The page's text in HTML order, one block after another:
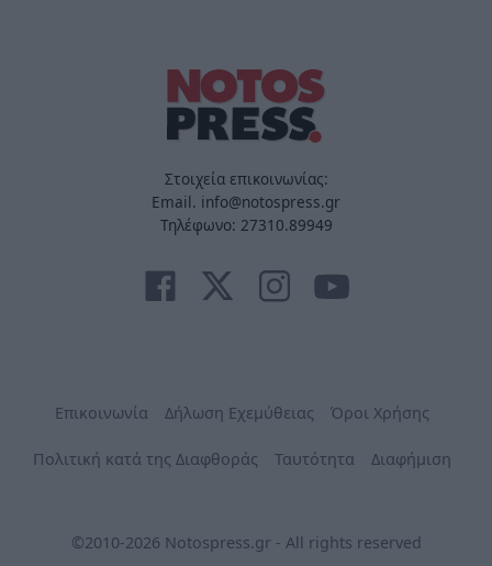
Στοιχεία επικοινωνίας:
Email. info@notospress.gr
Τηλέφωνο: 27310.89949
Επικοινωνία Δήλωση Εχεμύθειας Όροι Χρήσης
Πολιτική κατά της Διαφθοράς Ταυτότητα Διαφήμιση
©2010-2026 Notospress.gr - All rights reserved